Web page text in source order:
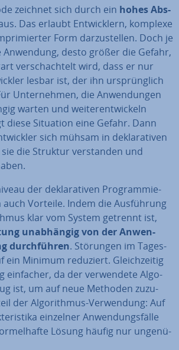
zeichnet sich durch ein hohes Abs­
Das erlaubt Ent­wick­lern, komplexe
Form dar­zu­stel­len. Doch je
desto größer die Gefahr,
ver­schach­telt wird, dass er nur
lesbar ist, der ihn ur­sprüng­lich
Un­ter­neh­men, die An­wen­dun­gen
warten und wei­ter­ent­wi­ckeln
diese Situation eine Gefahr. Dann
sich mühsam in de­kla­ra­ti­ven
sie die Struktur ver­stan­den und
der de­kla­ra­ti­ven Pro­gram­mie­
Vorteile. Indem die Aus­füh­rung
klar vom System getrennt ist,
un­ab­hän­gig von der An­wen­
durch­füh­ren. Störungen im Ta­ges­
ein Minimum reduziert. Gleich­zei­tig
einfacher, da der ver­wen­de­te Al­go­
ist, um auf neue Methoden zu­zu­
der Al­go­rith­mus-Ver­wen­dung: Auf
einzelner An­wen­dungs­fäl­le
Lösung häufig nur un­ge­nü­